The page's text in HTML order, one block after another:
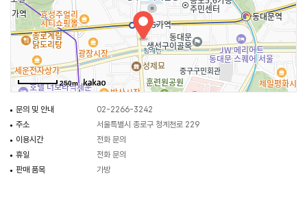
학원 가방 전문점뿐만 아니라, 천으로 만든 도시락 가방 등 소품 전문점도 있다.
250m
문의 및 안내
02-2266-3242
주소
서울특별시 종로구 청계천로 229
이용시간
전화 문의
휴일
전화 문의
판매 품목
가방